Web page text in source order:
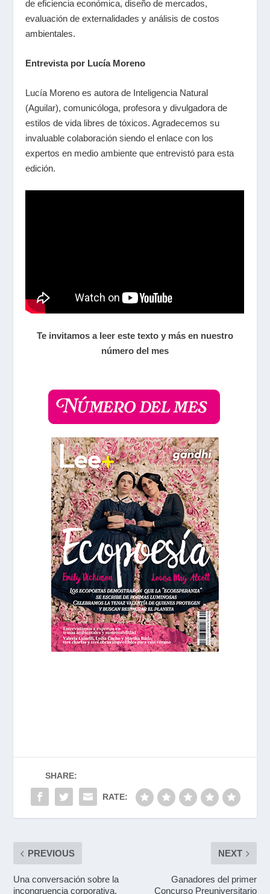
de eficiencia económica, diseño de mercados,
evaluación de externalidades y análisis de costos
ambientales.
Entrevista por Lucía Moreno
Lucía Moreno es autora de Inteligencia Natural
(Aguilar), comunicóloga, profesora y divulgadora de
estilos de vida libres de tóxicos. Agradecemos su
invaluable colaboración siendo el enlace con los
expertos en medio ambiente que entrevistó para esta
edición.
Te invitamos a leer este texto y más en nuestro
número del mes
SHARE:
RATE:
PREVIOUS
Una conversación sobre la
incongruencia corporativa,
NEXT
Ganadores del primer
Concurso Preuniversitario